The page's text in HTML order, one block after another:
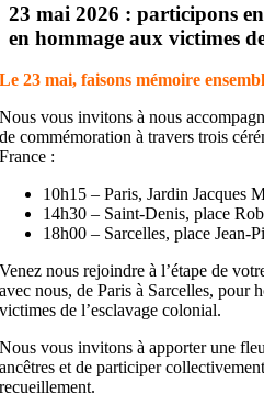
23 mai 2026 : participons
en hommage aux victimes
Le 23 mai, faisons mémoire
Nous vous invitons à nous
de commémoration à travers trois
France :
10h15 – Paris, Jardin Jacques
14h30 – Saint-Denis, place
18h00 – Sarcelles, place Jean-
Venez nous rejoindre à l’étape de
avec nous, de Paris à Sarcelles, pour
victimes de l’esclavage colonial.
Nous vous invitons à apporter une
ancêtres et de participer
recueillement.